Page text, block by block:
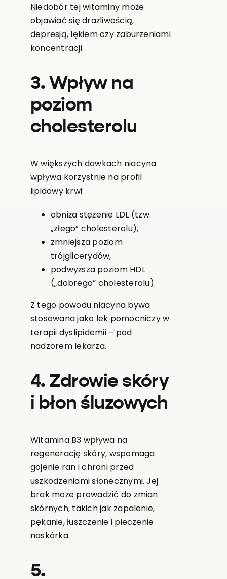
Niedobór tej witaminy może
objawiać się drażliwością,
depresją, lękiem czy zaburzeniami
koncentracji.
3. Wpływ na
poziom
cholesterolu
W większych dawkach niacyna
wpływa korzystnie na profil
lipidowy krwi:
obniża stężenie LDL (tzw.
„złego” cholesterolu),
zmniejsza poziom
trójglicerydów,
podwyższa poziom HDL
(„dobrego” cholesterolu).
Z tego powodu niacyna bywa
stosowana jako lek pomocniczy w
terapii dyslipidemii – pod
nadzorem lekarza.
4. Zdrowie skóry
i błon śluzowych
Witamina B3 wpływa na
regenerację skóry, wspomaga
gojenie ran i chroni przed
uszkodzeniami słonecznymi. Jej
brak może prowadzić do zmian
skórnych, takich jak zapalenie,
pękanie, łuszczenie i pieczenie
naskórka.
5.